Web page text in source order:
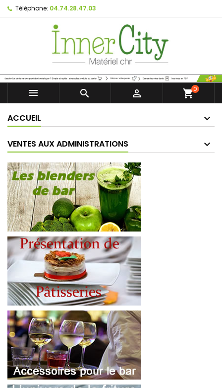
Téléphone: 04.74.28.47.03
   shopping_cart0
ACCUEIL
VENTES AUX ADMINISTRATIONS